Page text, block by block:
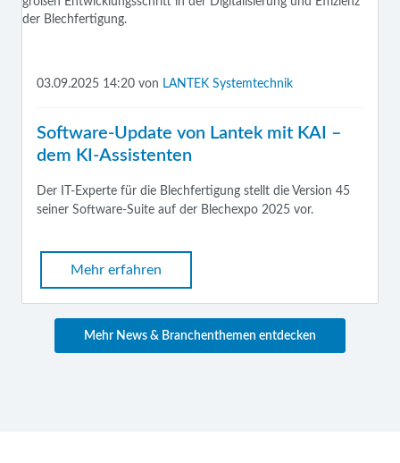
03.09.2025 14:20 von LANTEK Systemtechnik
Software-Update von Lantek mit KAI –
dem KI-Assistenten
Der IT-Experte für die Blechfertigung stellt die Version 45
seiner Software-Suite auf der Blechexpo 2025 vor.
Mehr erfahren
Mehr News & Branchenthemen entdecken